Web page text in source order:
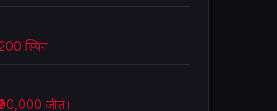
स्पिन
जीते।